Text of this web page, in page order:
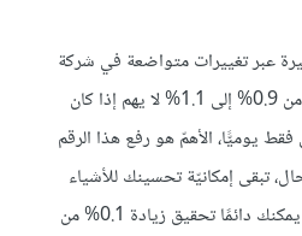
عبر تغييرات متواضعة في شركة
صغيرة. زيادة معدّلات التحويل من 0.9% إلى 1.1% لا يهم إذا كان
زيارة 100 شخص فقط يوميًّا، الأهمّ هو رفع هذا الرقم
تبقى إمكانيّة تحسينك للأشياء
الصّغيرة متاحة على الدوام، كما يمكنك دائمًا تحقيق زيادة 0.1% من